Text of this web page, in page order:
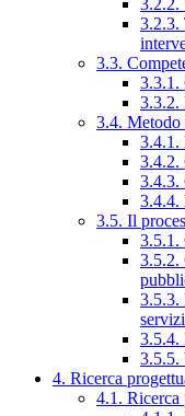
3.2.2.
3.2.3.
3.3.
3.3.1.
3.3.2.
3.4.
3.4.1.
3.4.2.
3.4.3.
3.4.4.
3.5. Il
3.5.1.
3.5.2.
3.5.3.
3.5.4.
3.5.5.
4. Ricerca
4.1. Ricerca